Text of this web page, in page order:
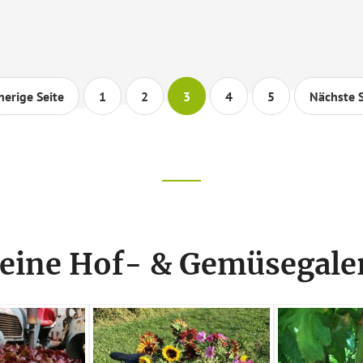
SeiteaufrufenSeite
1 Seite
2 Seite
3 Seite
4 Seite
5 Nächste
Hof- &